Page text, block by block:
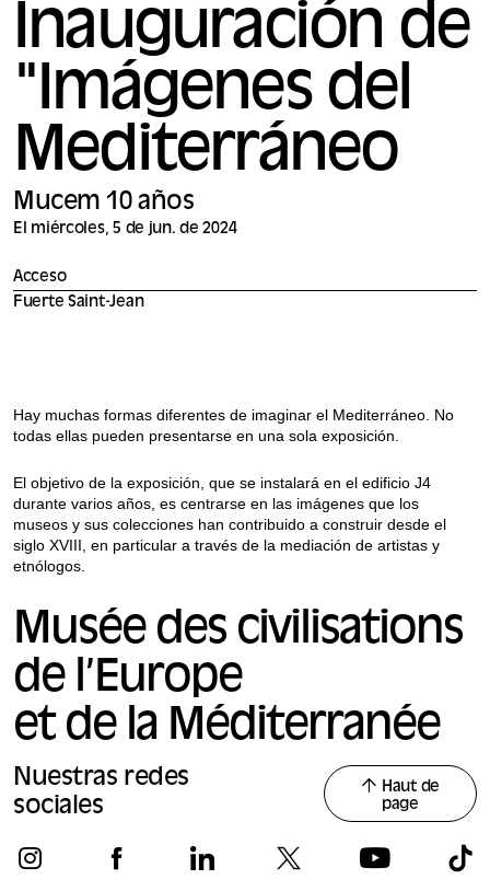
Inauguración de
"Imágenes del
Mediterráneo
Mucem 10 años
El miércoles, 5 de jun. de 2024
Acceso
Fuerte Saint-Jean
Hay muchas formas diferentes de imaginar el Mediterráneo. No
todas ellas pueden presentarse en una sola exposición.
El objetivo de la exposición, que se instalará en el edificio J4
durante varios años, es centrarse en las imágenes que los
museos y sus colecciones han contribuido a construir desde el
siglo XVIII, en particular a través de la mediación de artistas y
etnólogos.
Musée des civilisations
de l’Europe
et de la Méditerranée
Nuestras redes
sociales
Haut de
page